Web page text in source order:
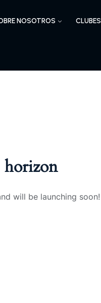
NOSOTROS CLUBES
horizon
will be launching soon!